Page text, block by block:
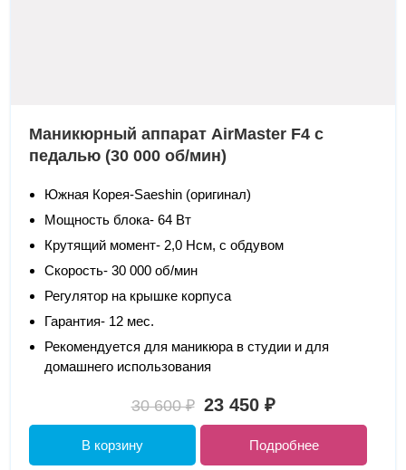
Маникюрный аппарат AirMaster F4 с
педалью (30 000 об/мин)
Южная Корея-Saeshin (оригинал)
Мощность блока- 64 Вт
Крутящий момент- 2,0 Нсм, с обдувом
Скорость- 30 000 об/мин
Регулятор на крышке корпуса
Гарантия- 12 мес.
Рекомендуется для маникюра в студии и для
домашнего использования
30 600 ₽ 23 450 ₽
В корзину Подробнее